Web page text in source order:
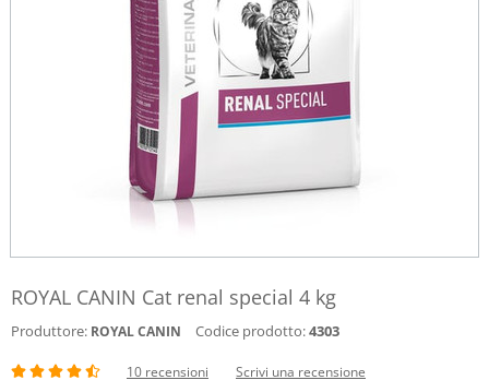
ROYAL CANIN Cat renal special 4 kg
Produttore: ROYAL CANIN Codice prodotto:4303
10 recensioni Scrivi una recensione